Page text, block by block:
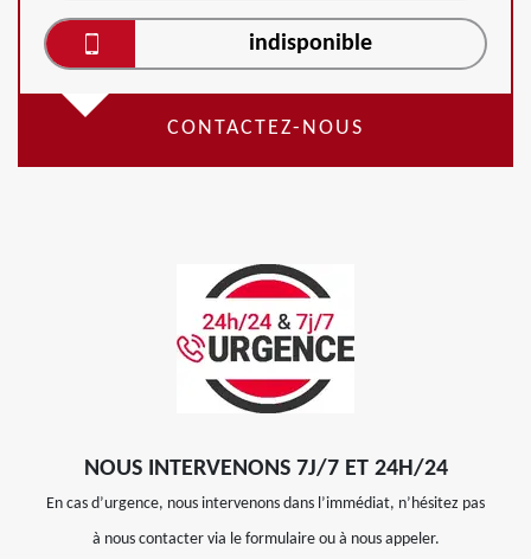
indisponible
CONTACTEZ-NOUS
NOUS INTERVENONS 7J/7 ET 24H/24
En cas d’urgence, nous intervenons dans l’immédiat, n’hésitez pas
à nous contacter via le formulaire ou à nous appeler.